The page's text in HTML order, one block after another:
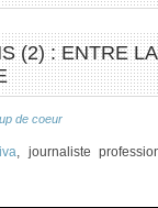
(2) : ENTRE
de coeur
, journaliste